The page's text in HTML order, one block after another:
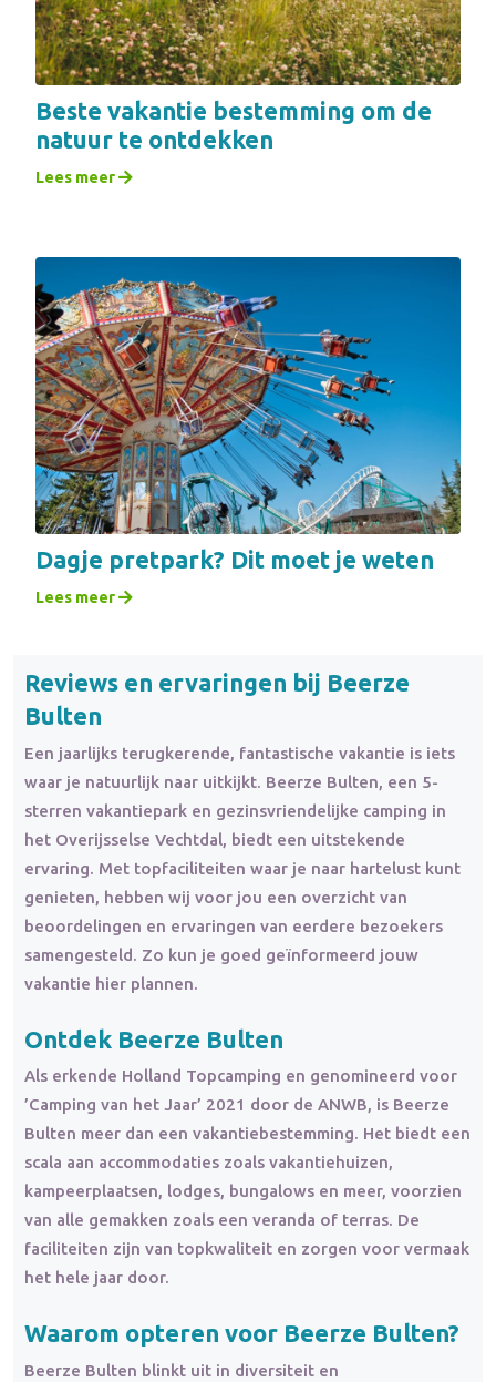
Beste vakantie bestemming om de
natuur te ontdekken
Lees meer
Dagje pretpark? Dit moet je weten
Lees meer
Reviews en ervaringen bij Beerze
Bulten
Een jaarlijks terugkerende, fantastische vakantie is iets
waar je natuurlijk naar uitkijkt. Beerze Bulten, een 5-
sterren vakantiepark en gezinsvriendelijke camping in
het Overijsselse Vechtdal, biedt een uitstekende
ervaring. Met topfaciliteiten waar je naar hartelust kunt
genieten, hebben wij voor jou een overzicht van
beoordelingen en ervaringen van eerdere bezoekers
samengesteld. Zo kun je goed geïnformeerd jouw
vakantie hier plannen.
Ontdek Beerze Bulten
Als erkende Holland Topcamping en genomineerd voor
’Camping van het Jaar’ 2021 door de ANWB, is Beerze
Bulten meer dan een vakantiebestemming. Het biedt een
scala aan accommodaties zoals vakantiehuizen,
kampeerplaatsen, lodges, bungalows en meer, voorzien
van alle gemakken zoals een veranda of terras. De
faciliteiten zijn van topkwaliteit en zorgen voor vermaak
het hele jaar door.
Waarom opteren voor Beerze Bulten?
Beerze Bulten blinkt uit in diversiteit en